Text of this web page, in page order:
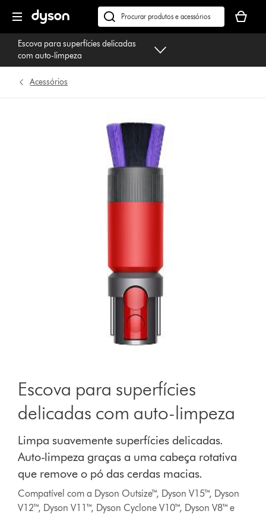
seguinte
Pesquisar
em
dyson.pt
seu
cesto
Escova para superfícies delicadas
com auto-limpeza
Acessórios
Escova para superfícies
delicadas com auto-limpeza
Limpa suavemente superfícies delicadas.
Auto-limpeza graças a uma cabeça rotativa
que remove o pó das cerdas macias.
Compatível com a Dyson Outsize™, Dyson V15™, Dyson
V12™, Dyson V11™, Dyson Cyclone V10™, Dyson V8™ e